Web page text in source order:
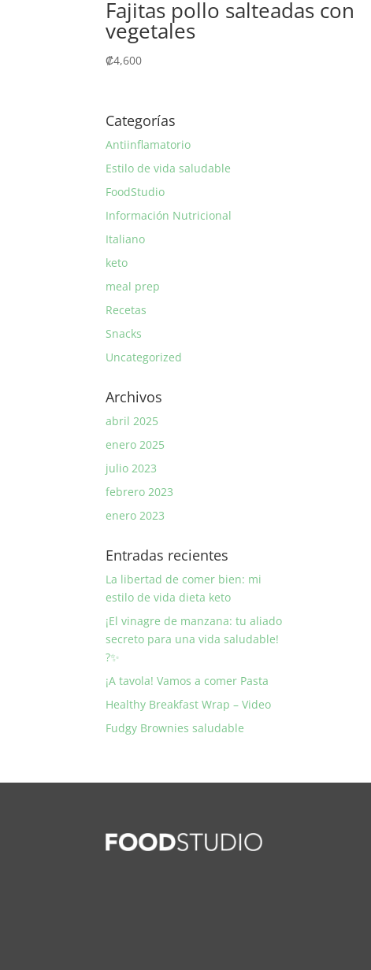
Fajitas pollo salteadas con
vegetales
₡4,600
Categorías
Antiinflamatorio
Estilo de vida saludable
FoodStudio
Información Nutricional
Italiano
keto
meal prep
Recetas
Snacks
Uncategorized
Archivos
abril 2025
enero 2025
julio 2023
febrero 2023
enero 2023
Entradas recientes
La libertad de comer bien: mi
estilo de vida dieta keto
¡El vinagre de manzana: tu aliado
secreto para una vida saludable!
?✨
¡A tavola! Vamos a comer Pasta
Healthy Breakfast Wrap – Video
Fudgy Brownies saludable